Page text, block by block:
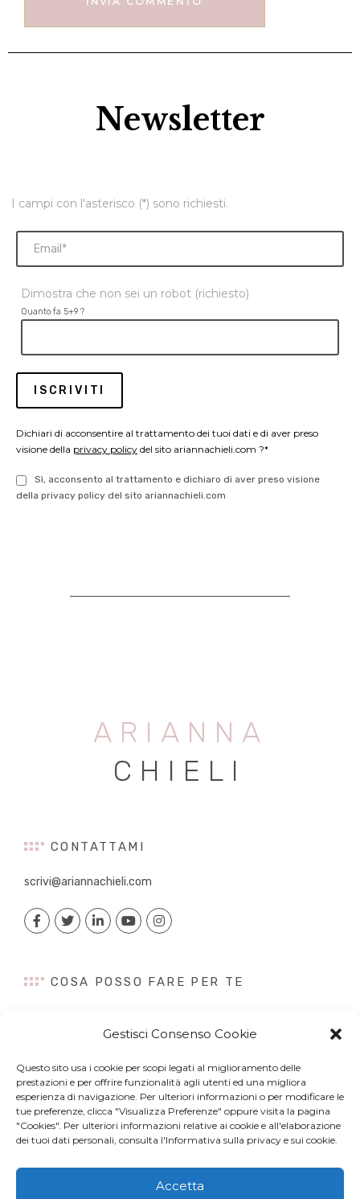
Gestisci Consenso Cookie
Questo sito usa i cookie per scopi legati al miglioramento delle
prestazioni e per offrire funzionalità agli utenti ed una migliora
esperienza di navigazione. Per ulteriori informazioni o per modificare le
tue preferenze, clicca "Visualizza Preferenze" oppure visita la pagina
"Cookies". Per ulteriori informazioni relative ai cookie e all'elaborazione
dei tuoi dati personali, consulta l'Informativa sulla privacy e sui cookie.
Accetta
Newsletter
I campi con l'asterisco (*) sono richiesti.
Dimostra che non sei un robot (richiesto)
Quanto fa 5+9 ?
Dichiari di acconsentire al trattamento dei tuoi dati e di aver preso
visione della privacy policy del sito ariannachieli.com ?*
Sì, acconsento al trattamento e dichiaro di aver preso visione
della privacy policy del sito ariannachieli.com
ARIANNA
CHIELI
CONTATTAMI
scrivi@ariannachieli.com
COSA POSSO FARE PER TE
Content Creation
Digital PR
Influencer Marketing
Newsletter